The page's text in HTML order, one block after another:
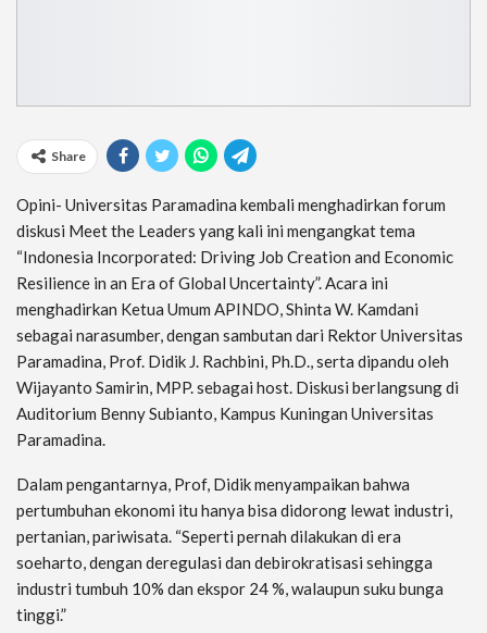
Share
Opini- Universitas Paramadina kembali menghadirkan forum
diskusi Meet the Leaders yang kali ini mengangkat tema
“Indonesia Incorporated: Driving Job Creation and Economic
Resilience in an Era of Global Uncertainty”. Acara ini
menghadirkan Ketua Umum APINDO, Shinta W. Kamdani
sebagai narasumber, dengan sambutan dari Rektor Universitas
Paramadina, Prof. Didik J. Rachbini, Ph.D., serta dipandu oleh
Wijayanto Samirin, MPP. sebagai host. Diskusi berlangsung di
Auditorium Benny Subianto, Kampus Kuningan Universitas
Paramadina.
Dalam pengantarnya, Prof, Didik menyampaikan bahwa
pertumbuhan ekonomi itu hanya bisa didorong lewat industri,
pertanian, pariwisata. “Seperti pernah dilakukan di era
soeharto, dengan deregulasi dan debirokratisasi sehingga
industri tumbuh 10% dan ekspor 24 %, walaupun suku bunga
tinggi.”